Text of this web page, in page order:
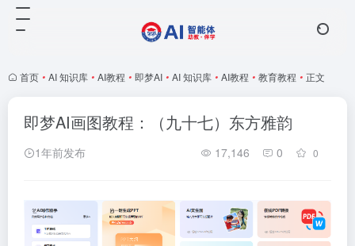
首页 • AI 知识库 • AI教程 • 即梦AI • AI 知识库 • AI教程 • 教育教程 • 正文
即梦AI画图教程：（九十七）东方雅韵
1年前发布 17,146 0 0